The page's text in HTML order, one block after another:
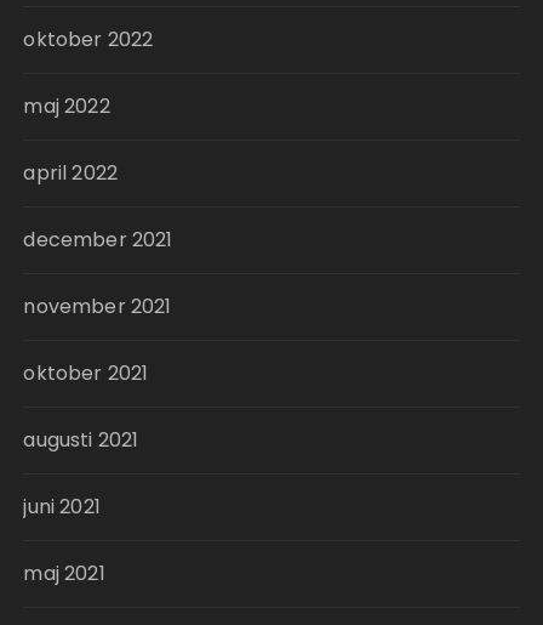
oktober 2022
maj 2022
april 2022
december 2021
november 2021
oktober 2021
augusti 2021
juni 2021
maj 2021